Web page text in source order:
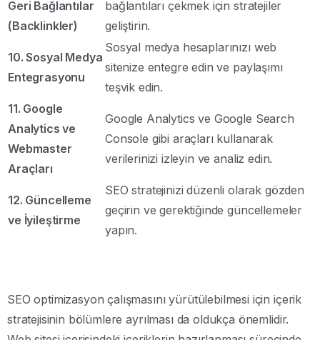
Geri Bağlantılar
(Backlinkler)
bağlantıları çekmek için stratejiler
geliştirin.
10. Sosyal Medya
Entegrasyonu
Sosyal medya hesaplarınızı web
sitenize entegre edin ve paylaşımı
teşvik edin.
11. Google
Analytics ve
Webmaster
Araçları
Google Analytics ve Google Search
Console gibi araçları kullanarak
verilerinizi izleyin ve analiz edin.
12. Güncelleme
ve İyileştirme
SEO stratejinizi düzenli olarak gözden
geçirin ve gerektiğinde güncellemeler
yapın.
SEO optimizasyon çalışmasını yürütülebilmesi için içerik
stratejisinin bölümlere ayrılması da oldukça önemlidir.